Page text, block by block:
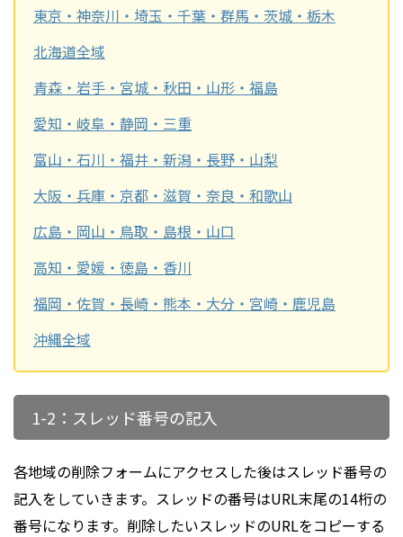
東京・神奈川・埼玉・千葉・群馬・茨城・栃木
北海道全域
青森・岩手・宮城・秋田・山形・福島
愛知・岐阜・静岡・三重
富山・石川・福井・新潟・長野・山梨
大阪・兵庫・京都・滋賀・奈良・和歌山
広島・岡山・鳥取・島根・山口
高知・愛媛・徳島・香川
福岡・佐賀・長崎・熊本・大分・宮崎・鹿児島
沖縄全域
1-2：スレッド番号の記入
各地域の削除フォームにアクセスした後はスレッド番号の
記入をしていきます。スレッドの番号はURL末尾の14桁の
番号になります。削除したいスレッドのURLをコピーする